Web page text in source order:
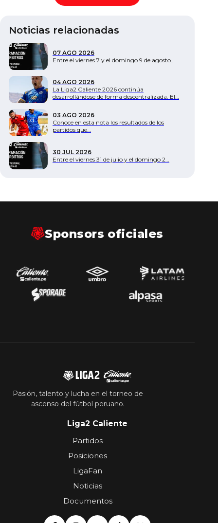
Noticias relacionadas
07 AGO 2026
Entre el viernes 7 y el domingo 9 de agosto…
04 AGO 2026
La Liga2 Caliente 2026 continúa
desarrollándose de forma descentralizada. El…
03 AGO 2026
Conoce en esta nota los resultados de los
partidos que…
30 JUL 2026
Entre el viernes 31 de julio y el domingo 2…
Sponsors oficiales
Pasión, talento y lucha en el torneo de
ascenso del fútbol peruano.
Liga2 Caliente
Partidos
Posiciones
LigaFan
Noticias
Documentos